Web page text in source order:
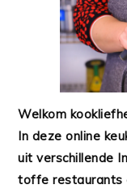
Welkom
In deze online
uit verschillende
toffe restaurants